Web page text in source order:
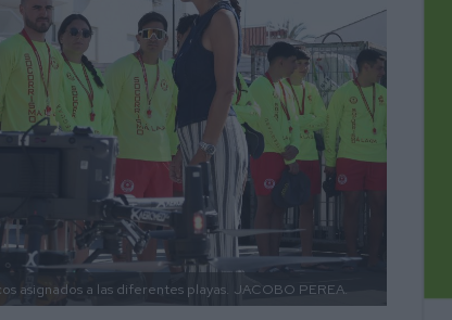
asignados a las diferentes playas. JACOBO PEREA.